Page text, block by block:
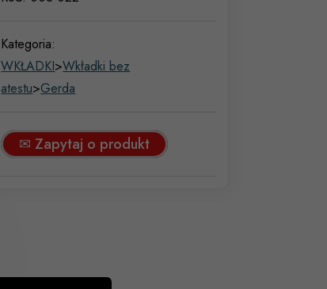
Kategoria:
WKŁADKI>Wkładki bez
atestu>Gerda
✉ Zapytaj o produkt